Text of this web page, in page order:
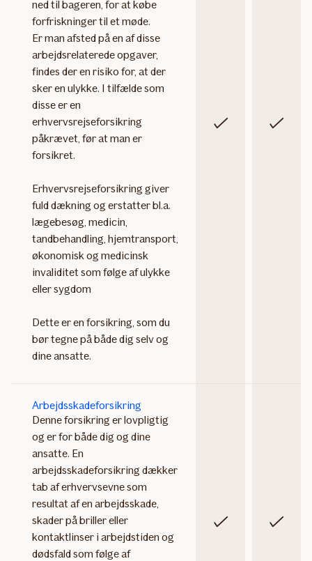
ned til bageren, for at købe
forfriskninger til et møde.
Er man afsted på en af disse
arbejdsrelaterede opgaver,
findes der en risiko for, at der
sker en ulykke. I tilfælde som
disse er en
erhvervsrejseforsikring
påkrævet, før at man er
forsikret.
Erhvervsrejseforsikring giver
fuld dækning og erstatter bl.a.
lægebesøg, medicin,
tandbehandling, hjemtransport,
økonomisk og medicinsk
invaliditet som følge af ulykke
eller sygdom
Dette er en forsikring, som du
bør tegne på både dig selv og
dine ansatte.
Inkluderet Inkluderet
Arbejdsskadeforsikring
Denne forsikring er lovpligtig
og er for både dig og dine
ansatte. En
arbejdsskadeforsikring dækker
tab af erhvervsevne som
resultat af en arbejdsskade,
skader på briller eller
kontaktlinser i arbejdstiden og
dødsfald som følge af
Inkluderet Inkluderet